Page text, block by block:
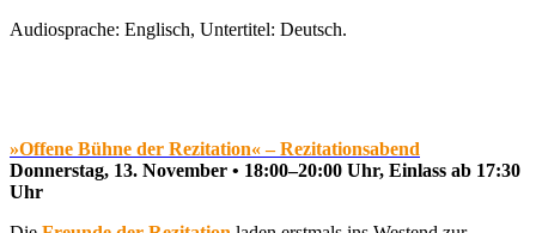
Audiosprache: Englisch, Untertitel: Deutsch.
»Offene Bühne der Rezitation« – Rezitationsabend
Donnerstag, 13. November • 18:00–20:00 Uhr, Einlass ab 17:30
Uhr